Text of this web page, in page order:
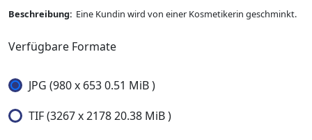
Beschreibung: Eine Kundin wird von einer Kosmetikerin geschminkt.
Verfügbare Formate
JPG (980 x 653 0.51 MiB )
TIF (3267 x 2178 20.38 MiB )